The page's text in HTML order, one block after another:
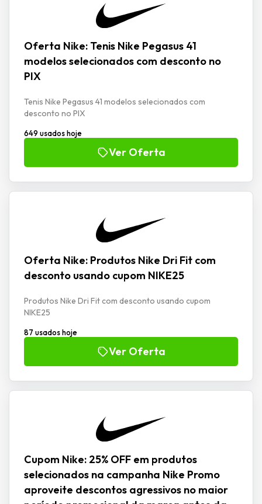
Oferta Nike: Tenis Nike Pegasus 41
modelos selecionados com desconto no
PIX
Tenis Nike Pegasus 41 modelos selecionados com
desconto no PIX
649 usados hoje
Ver Oferta
Oferta Nike: Produtos Nike Dri Fit com
desconto usando cupom NIKE25
Produtos Nike Dri Fit com desconto usando cupom
NIKE25
87 usados hoje
Ver Oferta
Cupom Nike: 25% OFF em produtos
selecionados na campanha Nike Promo
aproveite descontos agressivos no maior